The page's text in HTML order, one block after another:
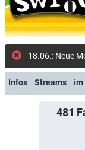
18.06.: Neue
Infos Streams im
481